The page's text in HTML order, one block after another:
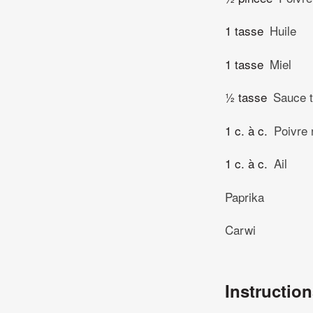
1 tasse Huile
1 tasse Miel
½ tasse Sauce
1 c. à c. Poivre
1 c. à c. Ail
Paprika
Carwi